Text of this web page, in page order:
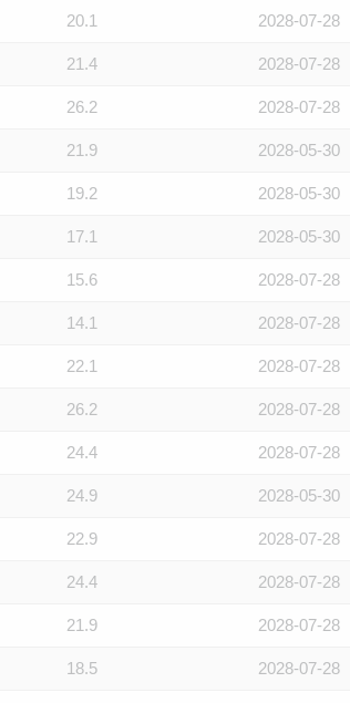
20.1 2028-07-28
21.4 2028-07-28
26.2 2028-07-28
21.9 2028-05-30
19.2 2028-05-30
17.1 2028-05-30
15.6 2028-07-28
14.1 2028-07-28
22.1 2028-07-28
26.2 2028-07-28
24.4 2028-07-28
24.9 2028-05-30
22.9 2028-07-28
24.4 2028-07-28
21.9 2028-07-28
18.5 2028-07-28